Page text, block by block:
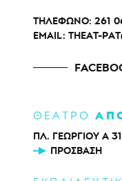
ΤΗΛΕΦΩΝΟ: 261
EMAIL: THEAT-
ΘΕΑΤΡΟ
ΠΛ. ΓΕΩΡΓΙΟΥ Α
ΠΡΌΣΒΑΣΗ